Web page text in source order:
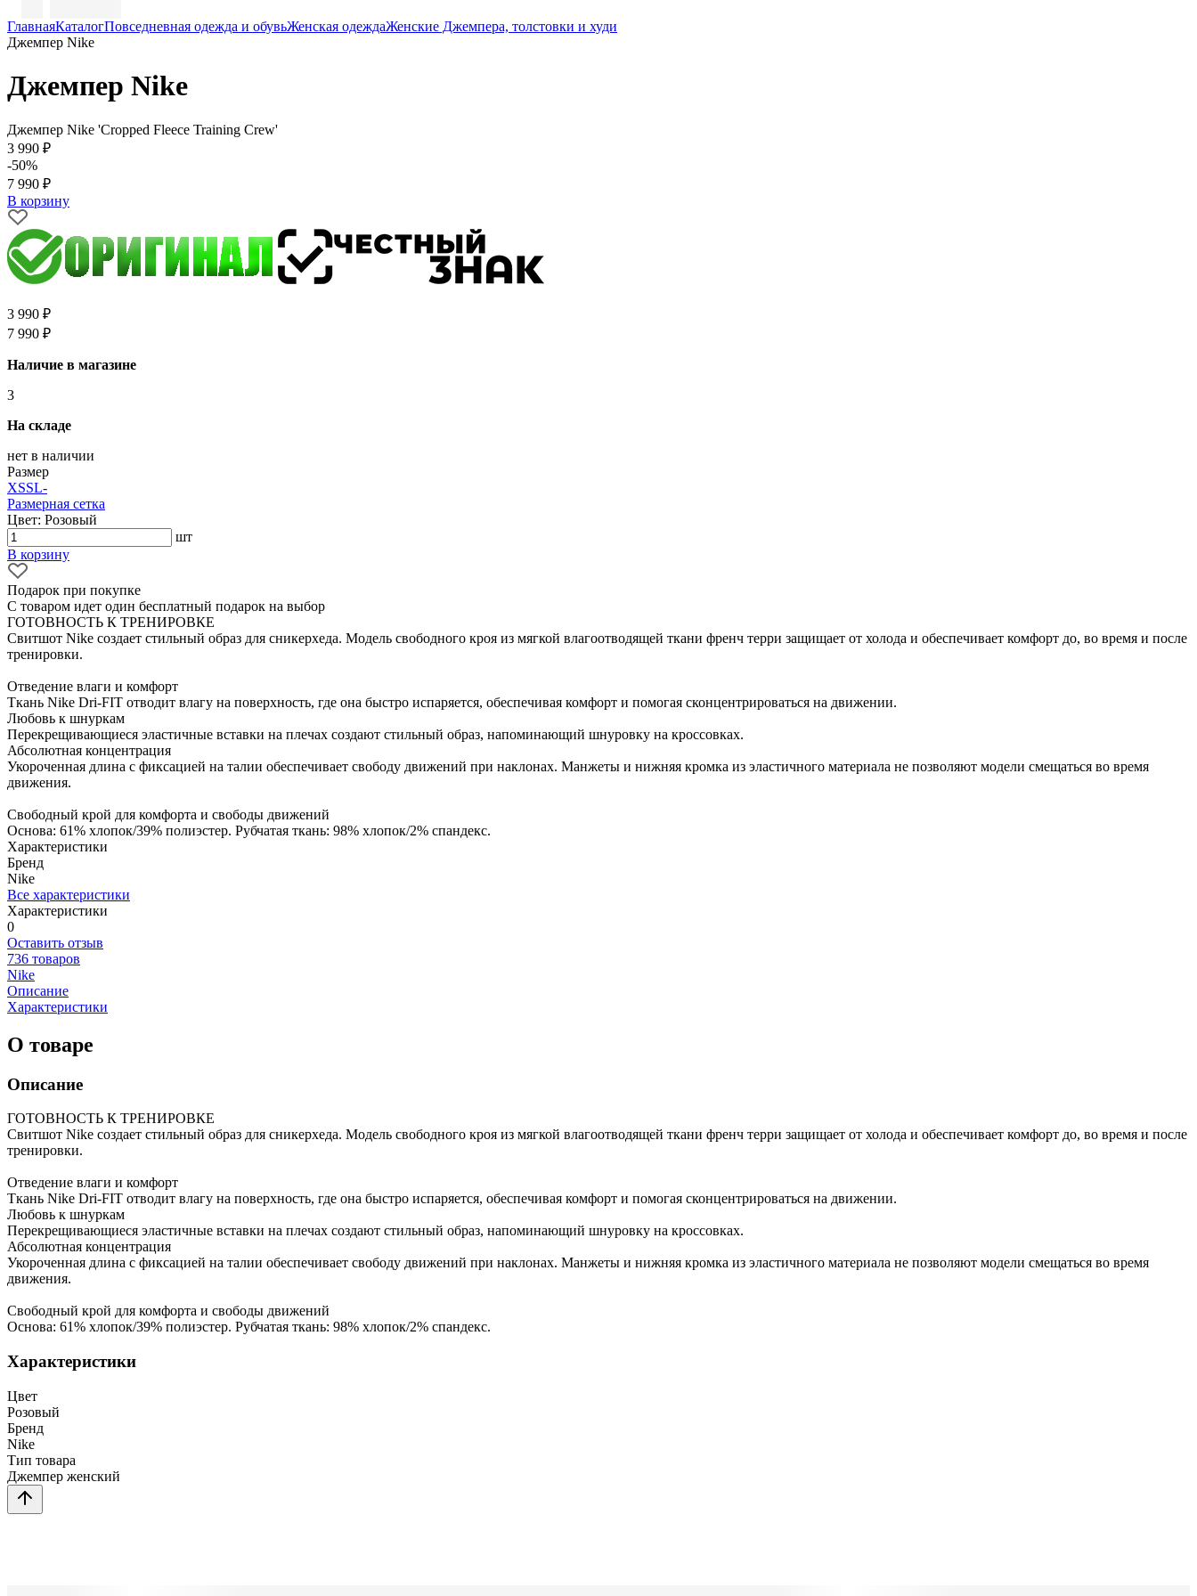
ГлавнаяКаталогПовседневная одежда и обувьЖенская одеждаЖенские Джемпера, толстовки и худи
Джемпер Nike
Джемпер Nike
Джемпер Nike 'Cropped Fleece Training Crew'
3 990 ₽
-50%
7 990 ₽
В корзину
3 990 ₽
7 990 ₽
Наличие в магазине
3
На складе
нет в наличии
Размер
XSSL-
Размерная сетка
Цвет: Розовый
шт
В корзину
Подарок при покупке
С товаром идет один бесплатный подарок на выбор
ГОТОВНОСТЬ К ТРЕНИРОВКЕ
Свитшот Nike создает стильный образ для сникерхеда. Модель свободного кроя из мягкой влагоотводящей ткани френч терри защищает от холода и обеспечивает комфорт до, во время и после
тренировки.
Отведение влаги и комфорт
Ткань Nike Dri-FIT отводит влагу на поверхность, где она быстро испаряется, обеспечивая комфорт и помогая сконцентрироваться на движении.
Любовь к шнуркам
Перекрещивающиеся эластичные вставки на плечах создают стильный образ, напоминающий шнуровку на кроссовках.
Абсолютная концентрация
Укороченная длина с фиксацией на талии обеспечивает свободу движений при наклонах. Манжеты и нижняя кромка из эластичного материала не позволяют модели смещаться во время
движения.
Свободный крой для комфорта и свободы движений
Основа: 61% хлопок/39% полиэстер. Рубчатая ткань: 98% хлопок/2% спандекс.
Характеристики
Бренд
Nike
Все характеристики
Характеристики
0
Оставить отзыв
736 товаров
Nike
Описание
Характеристики
О товаре
Описание
ГОТОВНОСТЬ К ТРЕНИРОВКЕ
Свитшот Nike создает стильный образ для сникерхеда. Модель свободного кроя из мягкой влагоотводящей ткани френч терри защищает от холода и обеспечивает комфорт до, во время и после
тренировки.
Отведение влаги и комфорт
Ткань Nike Dri-FIT отводит влагу на поверхность, где она быстро испаряется, обеспечивая комфорт и помогая сконцентрироваться на движении.
Любовь к шнуркам
Перекрещивающиеся эластичные вставки на плечах создают стильный образ, напоминающий шнуровку на кроссовках.
Абсолютная концентрация
Укороченная длина с фиксацией на талии обеспечивает свободу движений при наклонах. Манжеты и нижняя кромка из эластичного материала не позволяют модели смещаться во время
движения.
Свободный крой для комфорта и свободы движений
Основа: 61% хлопок/39% полиэстер. Рубчатая ткань: 98% хлопок/2% спандекс.
Характеристики
Цвет
Розовый
Бренд
Nike
Тип товара
Джемпер женский